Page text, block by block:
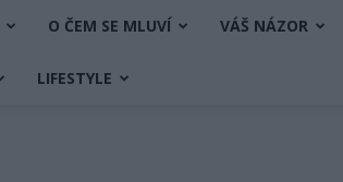
O ČEM SE MLUVÍ VÁŠ NÁZOR
LIFESTYLE